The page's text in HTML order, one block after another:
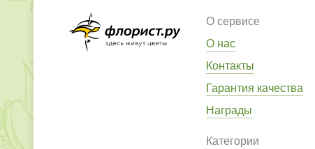
О сервисе
О нас
Контакты
Гарантия качества
Награды
Категории